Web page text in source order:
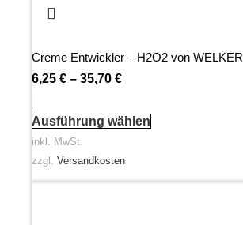
Creme Entwickler – H2O2 von WELKER
6,25 € – 35,70 €
Ausführung wählen
inkl. MwSt.
zzgl. Versandkosten